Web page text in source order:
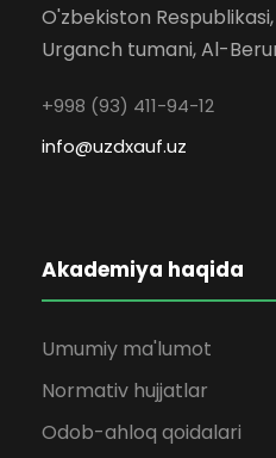
O'zbekiston
Urganch tumani, Al-
+998 (93) 411-94-12
info@uzdxauf.uz
Akademiya haqida
Umumiy ma'lumot
Normativ hujjatlar
Odob-ahloq qoidalari